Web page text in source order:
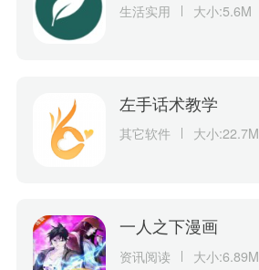
生活实用 大小:5.6M
左手话术教学
其它软件 大小:22.7M
一人之下漫画
资讯阅读 大小:6.89M